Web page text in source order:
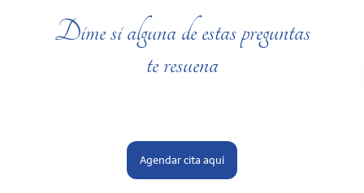
Dime si alguna de estas preguntas
te resuena
Agendar cita aquí